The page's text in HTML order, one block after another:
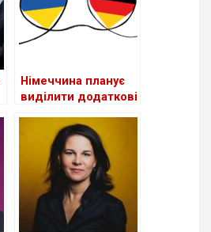
Німеччина планує
виділити додаткові
військову допомогу
Україні у 2024 році